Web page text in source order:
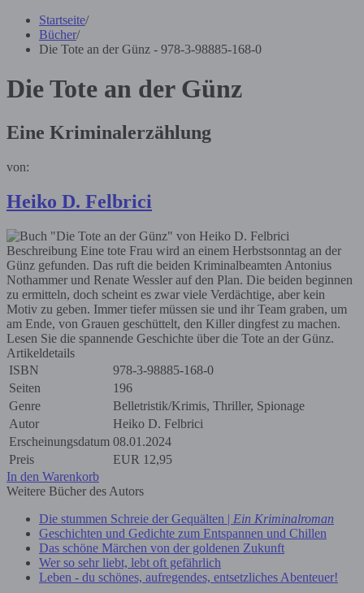
Startseite/
Bücher/
Die Tote an der Günz - 978-3-98885-168-0
Die Tote an der Günz
Eine Kriminalerzählung
von:
Heiko D. Felbrici
Beschreibung Eine tote Frau wird an einem Herbstsonntag an der
Günz gefunden. Das ruft die beiden Kriminalbeamten Antonius
Nothammer und Renate Wessler auf den Plan. Die beiden beginnen
zu ermitteln, doch scheint es zwar viele Verdächtige, aber kein
Motiv zu geben. Immer tiefer müssen sie und ihr Team graben, um
am Ende, von Grauen geschüttelt, den Killer dingfest zu machen.
Lesen Sie die spannende Geschichte über die Tote an der Günz.
Artikeldetails
ISBN
978-3-98885-168-0
Seiten
196
Genre
Belletristik/Krimis, Thriller, Spionage
Autor
Heiko D. Felbrici
Erscheinungsdatum 08.01.2024
Preis
EUR 12,95
In den Warenkorb
Weitere Bücher des Autors
Die stummen Schreie der Gequälten | Ein Kriminalroman
Geschichten und Gedichte zum Entspannen und Chillen
Das schöne Märchen von der goldenen Zukunft
Wer so sehr liebt, lebt oft gefährlich
Leben - du schönes, aufregendes, entsetzliches Abenteuer!